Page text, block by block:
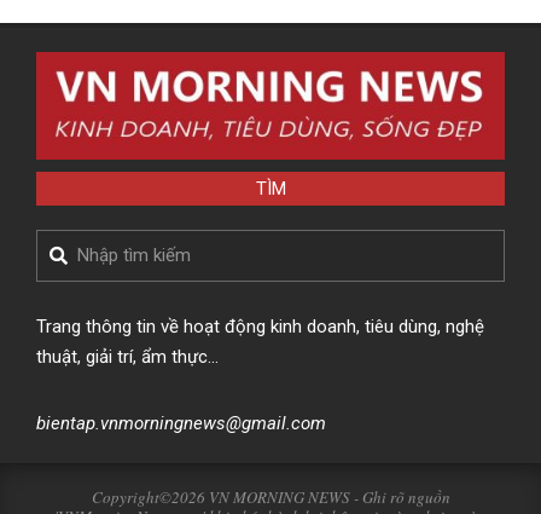
TÌM
Search
Trang thông tin về hoạt động kinh doanh, tiêu dùng, nghệ
thuật, giải trí, ẩm thực…
bientap.vnmorningnews@gmail.com
Copyright©2026 VN MORNING NEWS - Ghi rõ nguồn